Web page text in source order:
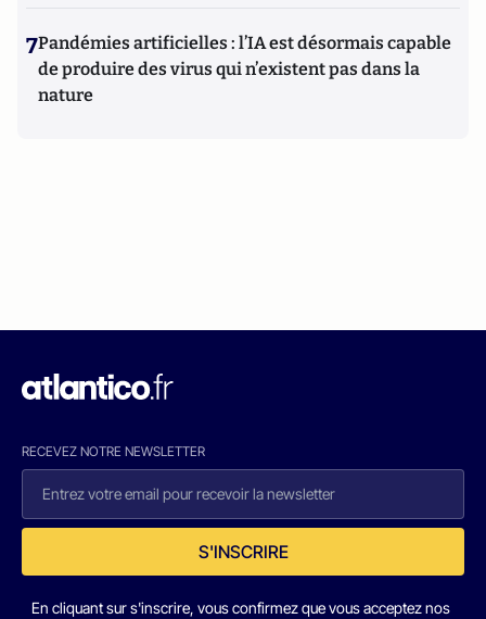
7Pandémies artificielles : l’IA est désormais capable
de produire des virus qui n’existent pas dans la
nature
RECEVEZ NOTRE NEWSLETTER
S'INSCRIRE
En cliquant sur s'inscrire, vous confirmez que vous acceptez nos